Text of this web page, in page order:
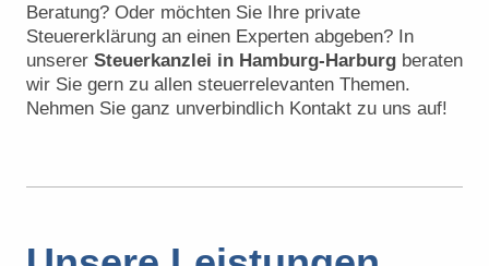
Beratung? Oder möchten Sie Ihre private
Steuererklärung an einen Experten abgeben? In
unserer Steuerkanzlei in Hamburg-Harburg beraten
wir Sie gern zu allen steuerrelevanten Themen.
Nehmen Sie ganz unverbindlich Kontakt zu uns auf!